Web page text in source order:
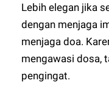
Lebih elegan jika
dengan menjaga
menjaga doa.
mengawasi dosa,
pengingat.